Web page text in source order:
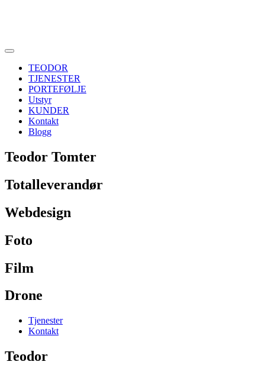
TEODOR
TJENESTER
PORTEFØLJE
Utstyr
KUNDER
Kontakt
Blogg
Teodor Tomter
Totalleverandør
Webdesign
Foto
Film
Drone
Tjenester
Kontakt
Teodor